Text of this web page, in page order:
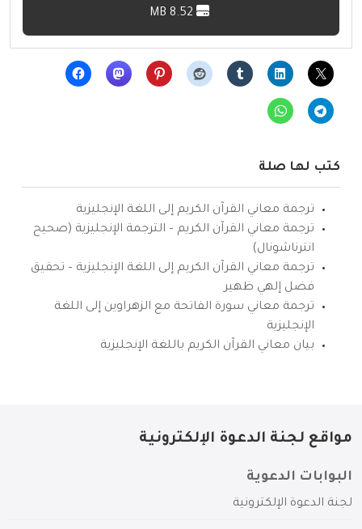
كتب لها صلة
ترجمة معاني القرآن الكريم إلى اللغة الإنجليزية
ترجمة معاني القرآن الكريم – الترجمة الإنجليزية (صحيح
انترناشونال)
ترجمة معاني القرآن الكريم إلى اللغة الإنجليزية – تحقيق
فضل إلهي ظهير
ترجمة معاني سورة الفاتحة مع الزهراوين إلى اللغة
الإنجليزية
بيان معاني القرآن الكريم باللغة الإنجليزية
مواقع لجنة الدعوة الإلكترونية
البوابات الدعوية
لجنة الدعوة الإلكترونية